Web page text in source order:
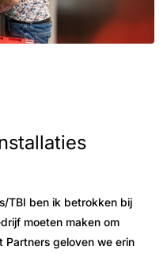
TBI ben ik betrokken bij
moeten maken om
Partners geloven we erin